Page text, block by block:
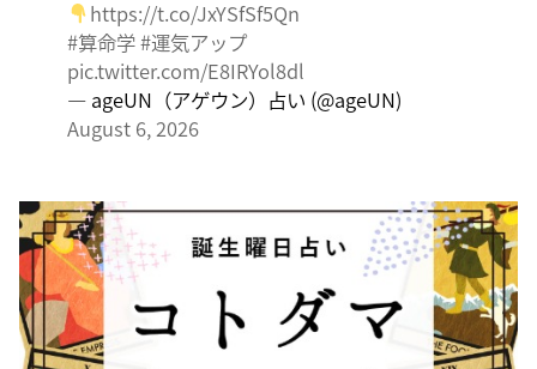
https://t.co/JxYSfSf5Qn
#算命学#運気アップ
pic.twitter.com/E8IRYol8dl
— ageUN（アゲウン）占い (@ageUN)
August 6, 2026